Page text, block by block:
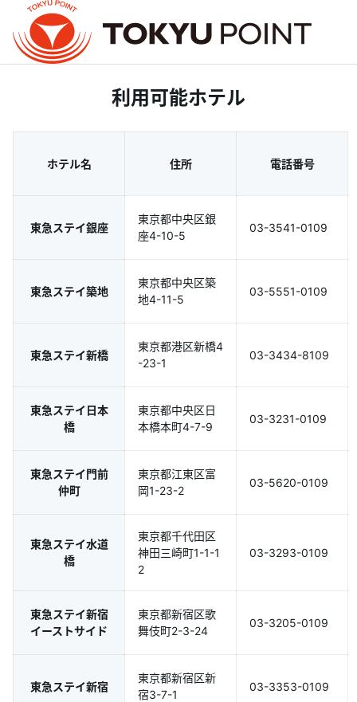
利用可能ホテル
ホテル名 住所 電話番号
東急ステイ銀座
東京都中央区銀
座4-10-5
03-3541-0109
東急ステイ築地
東京都中央区築
地4-11-5
03-5551-0109
東急ステイ新橋
東京都港区新橋4
-23-1
03-3434-8109
東急ステイ日本
橋
東京都中央区日
本橋本町4-7-9
03-3231-0109
東急ステイ門前
仲町
東京都江東区富
岡1-23-2
03-5620-0109
東急ステイ水道
橋
東京都千代田区
神田三崎町1-1-1
2
03-3293-0109
東急ステイ新宿
イーストサイド
東京都新宿区歌
舞伎町2-3-24
03-3205-0109
東急ステイ新宿
東京都新宿区新
宿3-7-1
03-3353-0109